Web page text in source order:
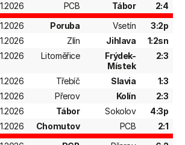
PCB Tábor
2:4
Poruba Vsetín
3:2p
Zlín Jihlava
1:2sn
Litoměřice
Frýdek-
Místek
2:3
Třebíč Slavia
1:3
Přerov Kolín
2:3
Tábor Sokolov
4:3p
Chomutov PCB
2:1